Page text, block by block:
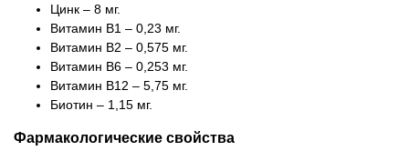
Цинк – 8 мг.
Витамин В1 – 0,23 мг.
Витамин В2 – 0,575 мг.
Витамин В6 – 0,253 мг.
Витамин В12 – 5,75 мг.
Биотин – 1,15 мг.
Фармакологические свойства